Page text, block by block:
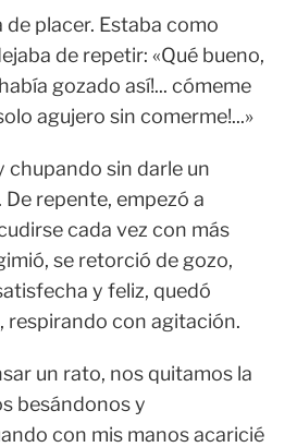
de placer. Estaba como
de repetir: «Qué bueno,
gozado así!... cómeme
agujero sin comerme!...»
chupando sin darle un
repente, empezó a
cada vez con más
se retorció de gozo,
y feliz, quedó
respirando con agitación.
un rato, nos quitamos la
besándonos y
con mis manos acaricié